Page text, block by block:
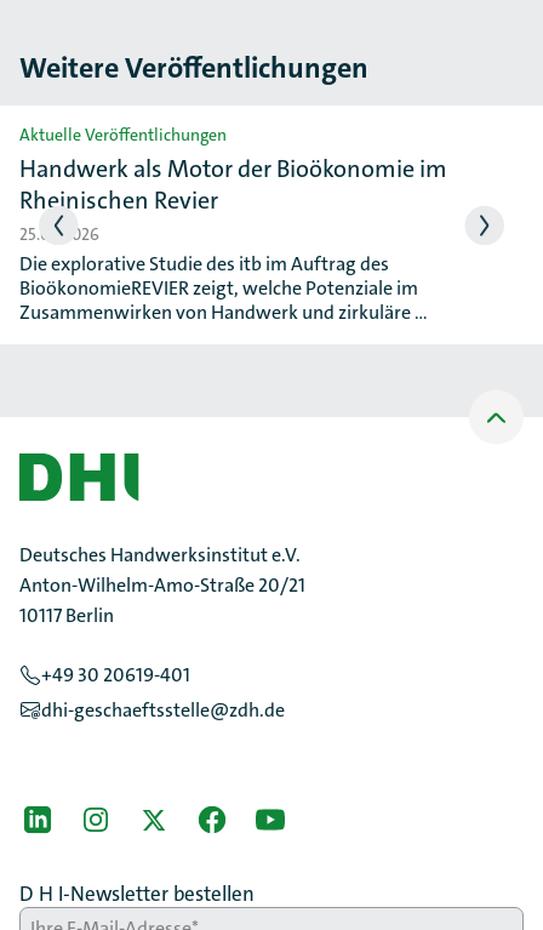
Weitere Veröffentlichungen
Slider überspringen
Aktuelle Veröffentlichungen
Handwerk als Motor der Bioökonomie im
Rheinischen Revier
25.06.2026
Die explorative Studie des itb im Auftrag des
BioökonomieREVIER zeigt, welche Potenziale im
Zusammenwirken von Handwerk und zirkuläre …
oben
Deutsches Handwerksinstitut e.V.
Anton-Wilhelm-Amo-Straße 20/21
10117 Berlin
+49 30 20619-401
dhi-geschaeftsstelle@zdh.de
[Der ZDH in den Sozialen Netzwerken]
LinkedIninstagramTwitterFacebookYoutube
D H I-Newsletter bestellen